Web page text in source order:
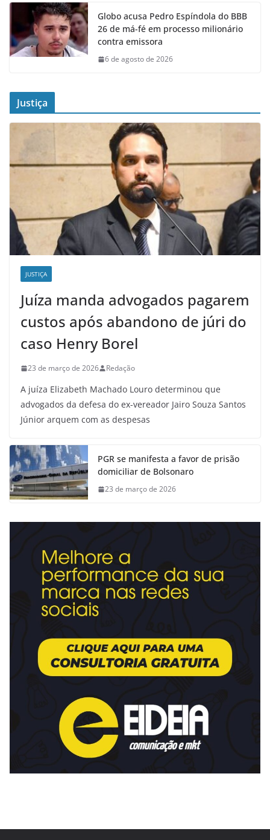
Globo acusa Pedro Espíndola do BBB
26 de má-fé em processo milionário
contra emissora
6 de agosto de 2026
Justiça
JUSTIÇA
Juíza manda advogados pagarem
custos após abandono de júri do
caso Henry Borel
23 de março de 2026 Redação
A juíza Elizabeth Machado Louro determinou que
advogados da defesa do ex-vereador Jairo Souza Santos
Júnior arquem com as despesas
PGR se manifesta a favor de prisão
domiciliar de Bolsonaro
23 de março de 2026